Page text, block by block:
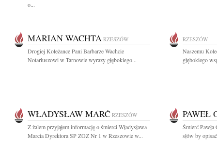
o...
MARIAN WACHTA RZESZÓW
Drogiej Koleżance Pani Barbarze Wachcie
Notariuszowi w Tarnowie wyrazy głębokiego...
RZESZÓW
Naszemu
głębokiego
WŁADYSŁAW MARĆ RZESZÓW
Z żalem przyjąłem informację o śmierci Władysława
Marcia Dyrektora SP ZOZ Nr 1 w Rzeszowie w...
PAWEŁ
Śmierć Pawła
słów by